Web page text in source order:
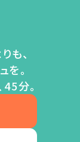
も、
。
分。